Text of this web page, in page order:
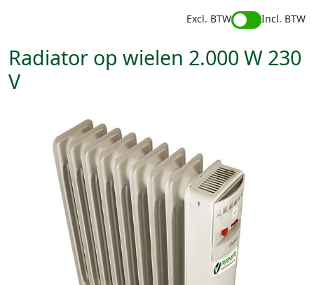
Excl. BTW
Incl. BTW
Radiator op wielen 2.000 W 230
V